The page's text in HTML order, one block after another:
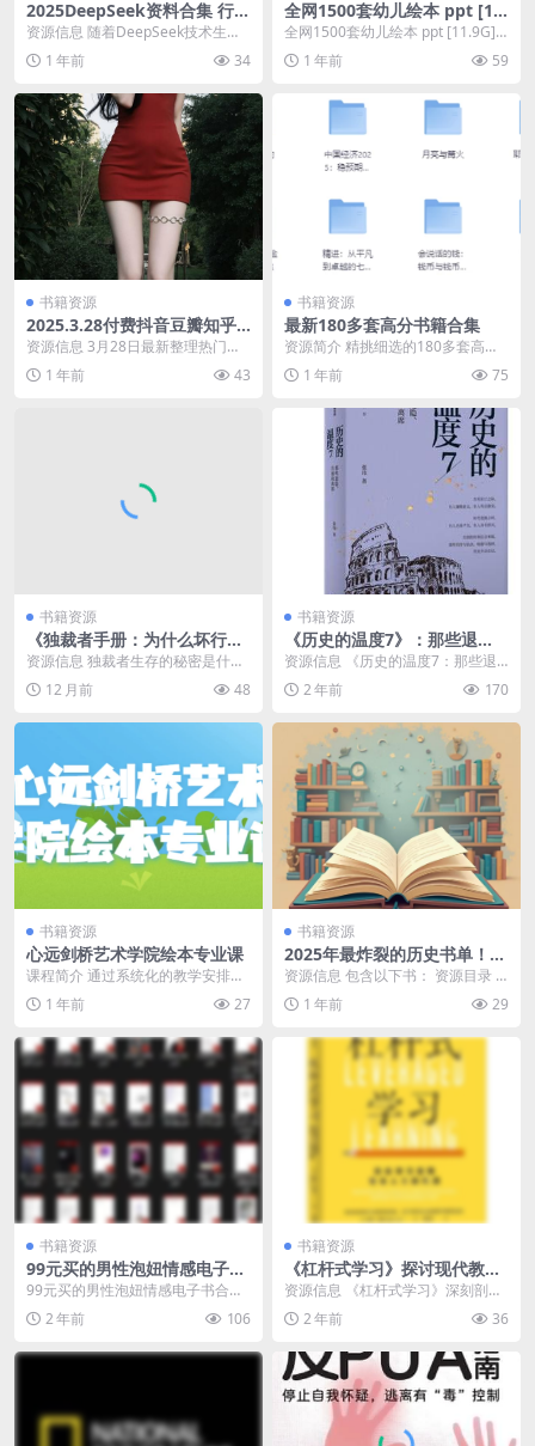
2025DeepSeek资料合集 行业
趋势与AI算法应用实战指南
资源信息 随着DeepSeek技术生态
的爆发式发展，2025年行业趋势报
告揭示A...
1 年前 34
全网1500套幼儿绘本 ppt [11.
9G]
全网1500套幼儿绘本 ppt [11.9G]
链接：https://pan.q...
1 年前 59
书籍资源
2025.3.28付费抖音豆瓣知乎
番茄爽文小说 防和谐速存
资源信息 3月28日最新整理热门抖
音豆瓣番茄付费热文爽文小说 各种
类型都有 每日...
1 年前 43
书籍资源
最新180多套高分书籍合集
资源简介 精挑细选的180多套高分
书籍，大多数都是最新的，感兴趣
的建议转存到自己...
1 年前 75
书籍资源
《独裁者手册：为什么坏行为
几乎总是好政治》(政治)[PDF
+AZW3+EPUB+MOBI]
资源信息 独裁者生存的秘密是什么
呢？写的是政治，核心却是管理。
对任何想理解政治的...
12 月前 48
书籍资源
《历史的温度7》：那些退
隐、告别和离席「2023得到年
度书单Top10」
资源信息 《历史的温度7：那些退
隐、告别和离席》是一部深度解读
历史人物退场时刻的...
2 年前 170
书籍资源
心远剑桥艺术学院绘本专业课
课程简介 通过系统化的教学安排和
实践训练，学生将学习到绘本制作
的整个过程，包括构...
1 年前 27
书籍资源
2025年最炸裂的历史书单！这
5本神作让读者熬夜到凌晨，
跪求加印！
资源信息 包含以下书： 资源目录 ├
── 崖山 │ ├── 崖山.azw3 2....
1 年前 29
书籍资源
99元买的男性泡妞情感电子书
合集免费分享，一共700多本
99元买的男性泡妞情感电子书合集
免费分享，一共700多本，11GB左
右 非常全面...
2 年前 106
书籍资源
《杠杆式学习》探讨现代教育
存在的问题与挑战，实现终身
学习与自我提升
资源信息 《杠杆式学习》深刻剖析
了现代教育体系存在的问题与挑
战，提出了一种全新的...
2 年前 36